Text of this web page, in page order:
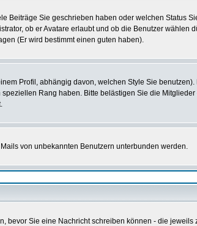
Beiträge Sie geschrieben haben oder welchen Status
ob er Avatare erlaubt und ob die Benutzer wählen
(Er wird bestimmt einen guten haben).
Profil, abhängig davon, welchen Style Sie
Rang haben. Bitte belästigen Sie die
von unbekannten Benutzern unterbunden werden.
bevor Sie eine Nachricht schreiben können - die